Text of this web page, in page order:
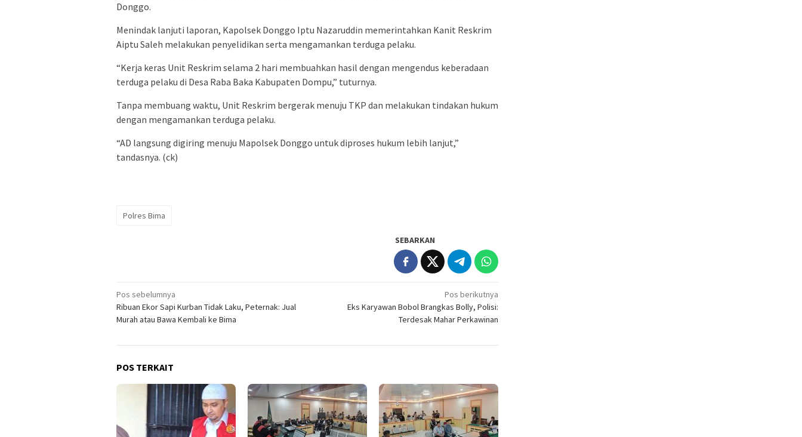
Donggo.
Menindak lanjuti laporan, Kapolsek Donggo Iptu Nazaruddin memerintahkan Kanit Reskrim
Aiptu Saleh melakukan penyelidikan serta mengamankan terduga pelaku.
“Kerja keras Unit Reskrim selama 2 hari membuahkan hasil dengan mengendus keberadaan
terduga pelaku di Desa Raba Baka Kabupaten Dompu,” tuturnya.
Tanpa membuang waktu, Unit Reskrim bergerak menuju TKP dan melakukan tindakan hukum
dengan mengamankan terduga pelaku.
“AD langsung digiring menuju Mapolsek Donggo untuk diproses hukum lebih lanjut,”
tandasnya. (ck)
Polres Bima
SEBARKAN
Navigasi
pos
Pos sebelumnya
Ribuan Ekor Sapi Kurban Tidak Laku, Peternak: Jual
Murah atau Bawa Kembali ke Bima
Pos berikutnya
Eks Karyawan Bobol Brangkas Bolly, Polisi:
Terdesak Mahar Perkawinan
POS TERKAIT